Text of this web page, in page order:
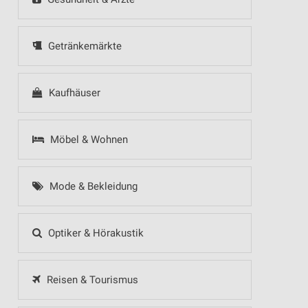
Getränkemärkte
Kaufhäuser
Möbel & Wohnen
Mode & Bekleidung
Optiker & Hörakustik
Reisen & Tourismus